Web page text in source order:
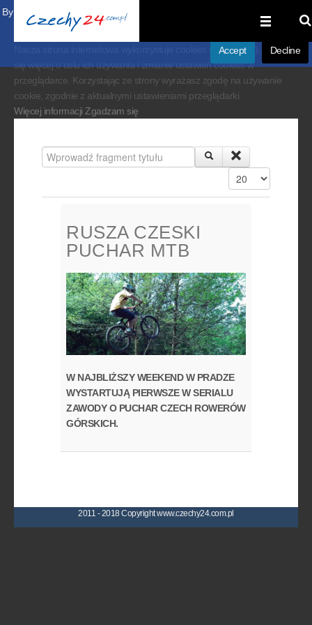
Nasza strona internetowa wykorzystuje cookies (ciasteczka). Dowiedz
się więcej o celu ich używania i zmianie ustawień cookies w
przeglądarce. Korzystając ze strony wyrażasz zgodę na używanie
cookie, zgodnie z aktualnymi ustawieniami przeglądarki.
Więcej informacji Zgadzam się
Wprowadź fragment tytułu
Pokaż #
RUSZA CZESKI
PUCHAR MTB
W NAJBLIŻSZY WEEKEND W PRADZE
WYSTARTUJĄ PIERWSZE W SERIALU
ZAWODY O PUCHAR CZECH ROWERÓW
GÓRSKICH.
2011 - 2018 Copyright www.czechy24.com.pl
By visiting our website you agree that we are using cookies to ensure you to
get the best experience.
Accept Decline